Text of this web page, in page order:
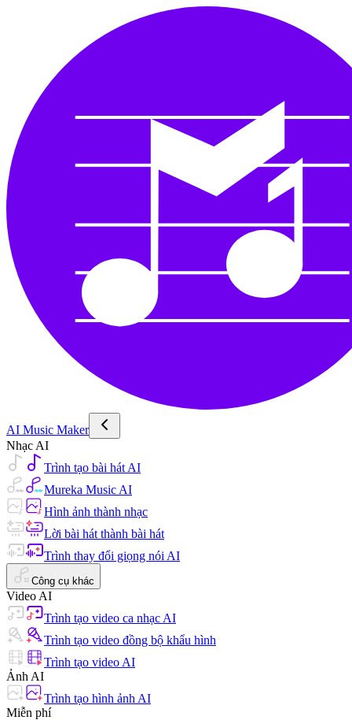
AI Music Maker
Nhạc AI
Trình tạo bài hát AI
Mureka Music AI
Hình ảnh thành nhạc
Lời bài hát thành bài hát
Trình thay đổi giọng nói AI
Công cụ khác
Video AI
Trình tạo video ca nhạc AI
Trình tạo video đồng bộ khẩu hình
Trình tạo video AI
Ảnh AI
Trình tạo hình ảnh AI
Miễn phí